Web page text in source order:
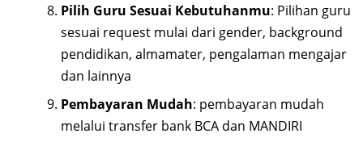
Pilih Guru Sesuai Kebutuhanmu: Pilihan guru
sesuai request mulai dari gender, background
pendidikan, almamater, pengalaman mengajar
dan lainnya
Pembayaran Mudah: pembayaran mudah
melalui transfer bank BCA dan MANDIRI